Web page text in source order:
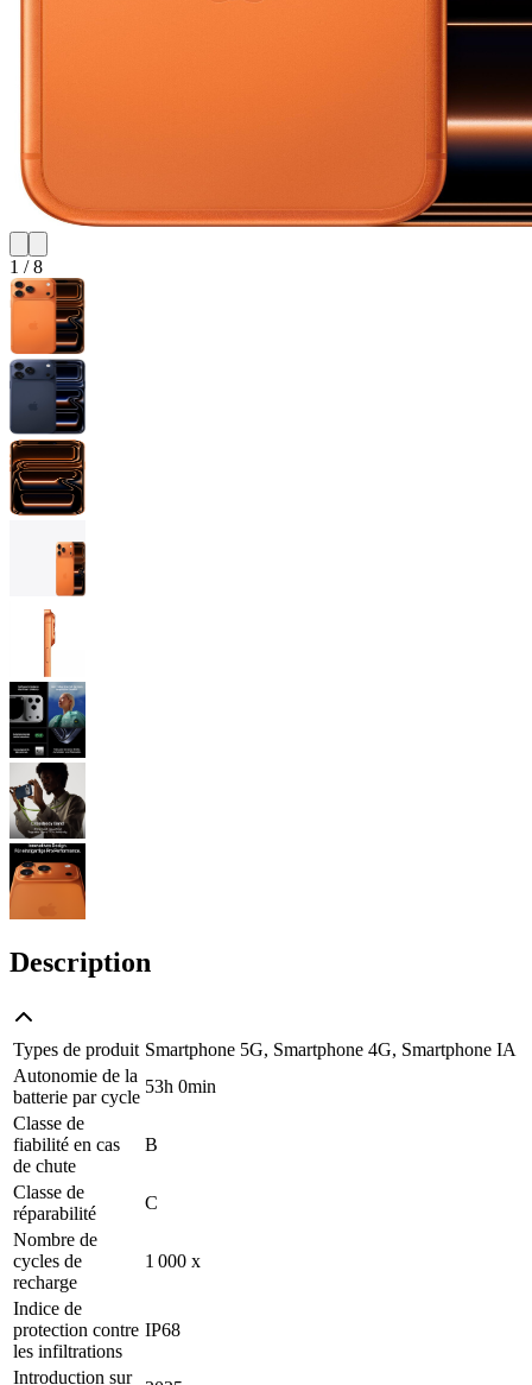
1 /8
Description
Types de produit Smartphone 5G, Smartphone 4G, Smartphone IA
Autonomie de la
batterie par cycle
53h 0min
Classe de
fiabilité en cas
de chute
B
Classe de
réparabilité
C
Nombre de
cycles de
recharge
1 000 x
Indice de
protection contre
les infiltrations
IP68
Introduction sur